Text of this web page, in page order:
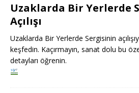
Uzaklarda Bir Yerlerde
Açılışı
Uzaklarda Bir Yerlerde Sergisinin
keşfedin. Kaçırmayın, sanat dolu bu
detayları öğrenin.